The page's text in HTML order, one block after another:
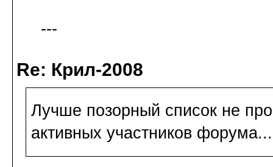
---
Re: Крил-2008
Лучше позорный список не
активных участников форума...